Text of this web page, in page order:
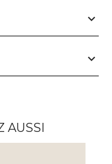
expand_more
expand_more
AUSSI